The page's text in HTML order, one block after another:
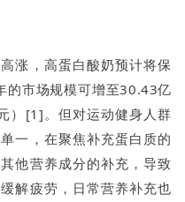
涨，高蛋白酸奶预计将保
的市场规模可增至30.43亿
）[1]。但对运动健身人群
一，在聚焦补充蛋白质的
他营养成分的补充，导致
解疲劳，日常营养补充也